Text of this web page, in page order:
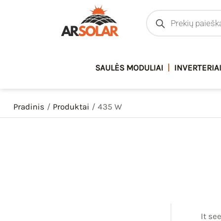
Products
search
SAULĖS MODULIAI INVERTERIAI
Pradinis Produktai 435 W
It